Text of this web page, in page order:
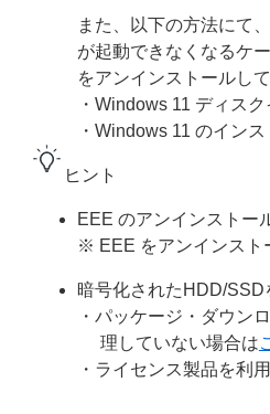
また、以下の方法にて
が起動できなくなるケ
をアンインストールし
・Windows 11 ディス
・Windows 11 のイン
ヒント
EEE のアンインストー
※ EEE をアンインスト
暗号化されたHDD/
・パッケージ・ダウン
理していない場合は
・ライセンス製品を利